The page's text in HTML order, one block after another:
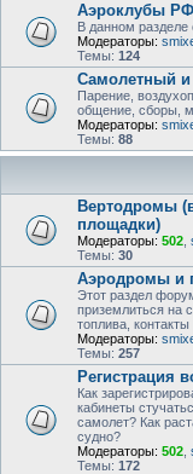
Аэроклубы
В данном
Модераторы:
Темы: 124
Самолетный
Парение,
общение, сборы,
Модераторы:
Темы: 88
Вертодромы
площадки)
Модераторы: 502
Темы: 30
Аэродромы и
Этот раздел
приземлиться на
топлива, контакты
Модераторы:
Темы: 257
Регистрация
Как
кабинеты
самолет? Как
судно?
Модераторы: 502
Темы: 172